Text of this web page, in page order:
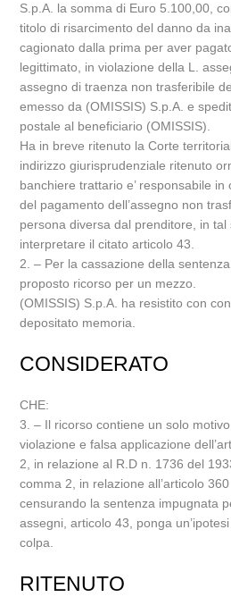
S.p.A. la somma di Euro 5.100,00,
titolo di risarcimento del danno da
cagionato dalla prima per aver
legittimato, in violazione della L.
assegno di traenza non trasferibile
emesso da (OMISSIS) S.p.A. e
postale al beneficiario (OMISSIS).
Ha in breve ritenuto la Corte
indirizzo giurisprudenziale ritenuto
banchiere trattario e’ responsabile
del pagamento dell’assegno non
persona diversa dal prenditore, in tal
interpretare il citato articolo 43.
2. – Per la cassazione della
proposto ricorso per un mezzo.
(OMISSIS) S.p.A. ha resistito con
depositato memoria.
CONSIDERATO
CHE:
3. – Il ricorso contiene un solo
violazione e falsa applicazione
2, in relazione al R.D n. 1736 del
comma 2, in relazione all’articolo
censurando la sentenza impugnata
assegni, articolo 43, ponga
colpa.
RITENUTO